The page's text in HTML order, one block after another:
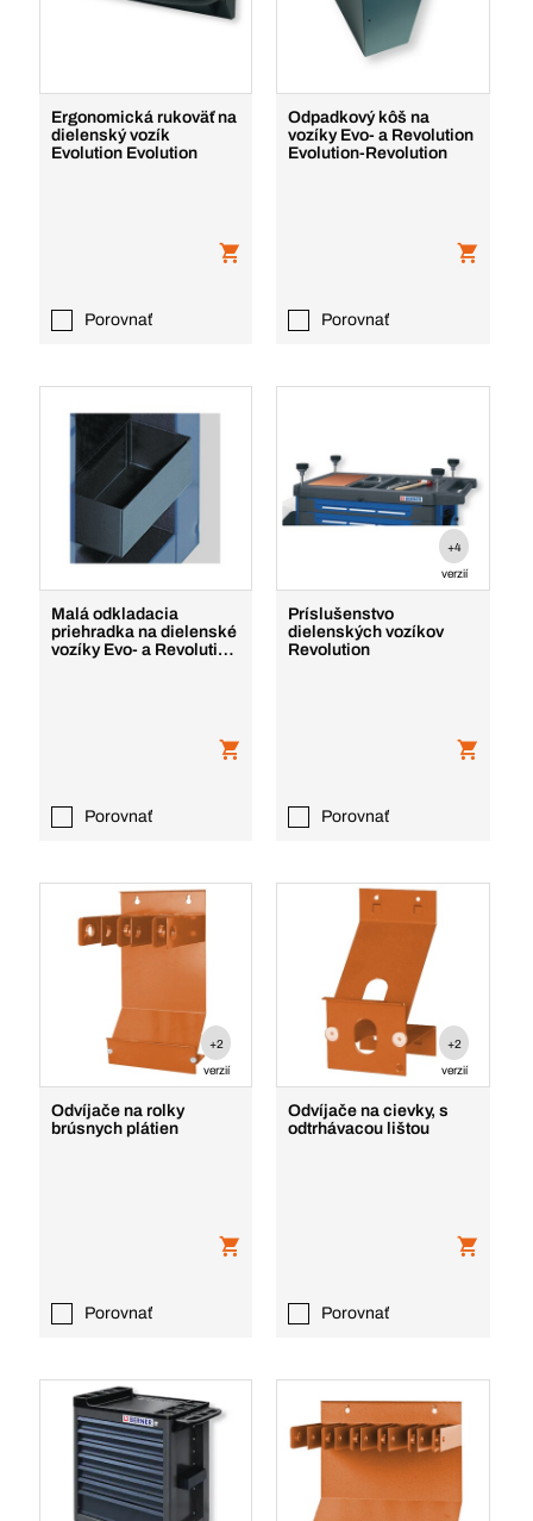
Ergonomická rukoväť na
dielenský vozík
Evolution Evolution
Porovnať
Odpadkový kôš na
vozíky Evo- a Revolution
Evolution-Revolution
Porovnať
Malá odkladacia
priehradka na dielenské
vozíky Evo- a Revolution
Porovnať
+4
verzií
Príslušenstvo
dielenských vozíkov
Revolution
Porovnať
+2
verzií
Odvíjače na rolky
brúsnych plátien
Porovnať
+2
verzií
Odvíjače na cievky, s
odtrhávacou lištou
Porovnať